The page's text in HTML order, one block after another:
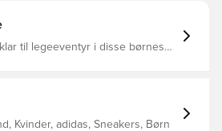
til legeeventyr i disse børnesko
nostalgi. Uanset om de
eller bare hænger ud, vil disse
Almindelig pasform
Kvinder, adidas, Sneakers, Børn